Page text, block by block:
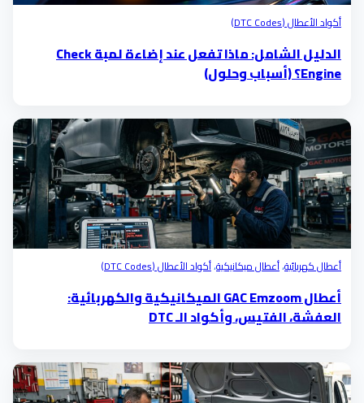
أكواد الأعطال (DTC Codes)
الدليل الشامل: ماذا تفعل عند إضاءة لمبة Check
Engine؟ (أسباب وحلول)
أعطال كهربائية،أعطال ميكانيكية،أكواد الأعطال (DTC Codes)
أعطال GAC Emzoom الميكانيكية والكهربائية:
العفشة، الفتيس، وأكواد الـ DTC